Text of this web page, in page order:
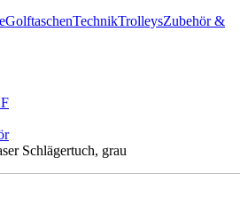
GolftaschenTechnikTrolleysZubehör &
Schlägertuch, grau